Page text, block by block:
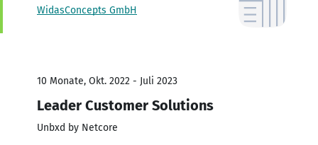
WidasConcepts GmbH
10 Monate, Okt. 2022 - Juli 2023
Leader Customer Solutions
Unbxd by Netcore